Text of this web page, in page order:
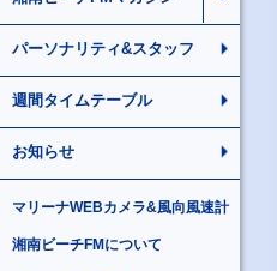
パーソナリティ&スタッフ
週間タイムテーブル
お知らせ
マリーナWEBカメラ&風向風速計
湘南ビーチFMについて